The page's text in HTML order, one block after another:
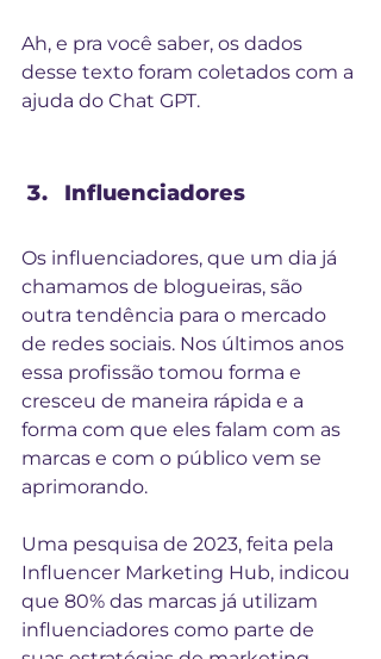
Ah, e pra você saber, os dados
desse texto foram coletados com a
ajuda do Chat GPT.
Influenciadores
Os influenciadores, que um dia já
chamamos de blogueiras, são
outra tendência para o mercado
de redes sociais. Nos últimos anos
essa profissão tomou forma e
cresceu de maneira rápida e a
forma com que eles falam com as
marcas e com o público vem se
aprimorando.
Uma pesquisa de 2023, feita pela
Influencer Marketing Hub, indicou
que 80% das marcas já utilizam
influenciadores como parte de